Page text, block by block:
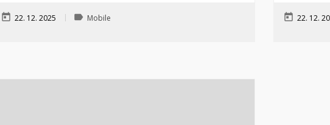
today 22. 12. 2025 label Mobile today 22. 12.